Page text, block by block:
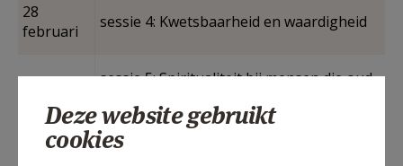
28
februari
sessie 4: Kwetsbaarheid en waardigheid
sessie 5: Spiritualiteit bij mensen die oud
28 maart
sessie 6: Intervisie, reflectie en
Deze website gebruikt
cookies